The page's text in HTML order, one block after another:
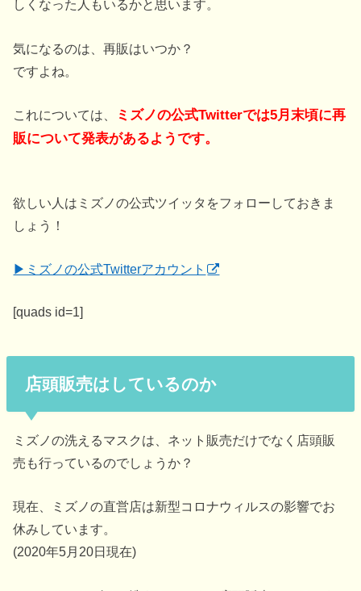
しくなった人もいるかと思います。
気になるのは、再販はいつか？
ですよね。
これについては、
ミズノの公式Twitterでは5月末頃に再
販について発表があるようです。
欲しい人はミズノの公式ツイッタをフォローしておきま
しょう！
▶ミズノの公式Twitterアカウント
[quads id=1]
店頭販売はしているのか
ミズノの洗えるマスクは、ネット販売だけでなく店頭販
売も行っているのでしょうか？
現在、ミズノの直営店は新型コロナウィルスの影響でお
休みしています。
(2020年5月20日現在)